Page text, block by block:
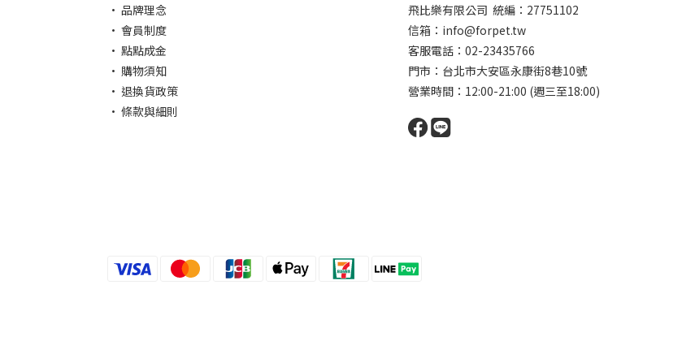
· 品牌理念
· 會員制度
· 點點成金
· 購物須知
· 退換貨政策
· 條款與細則
飛比樂有限公司 統編：27751102
信箱：info@forpet.tw
客服電話：02-23435766
門市： 台北市大安區永康街8巷10號
營業時間：12:00-21:00 (週三至18:00)